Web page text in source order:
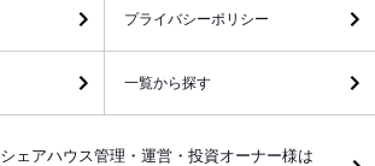
プライバシーポリシー
一覧から探す
シェアハウス管理・運営・投資オーナー様は